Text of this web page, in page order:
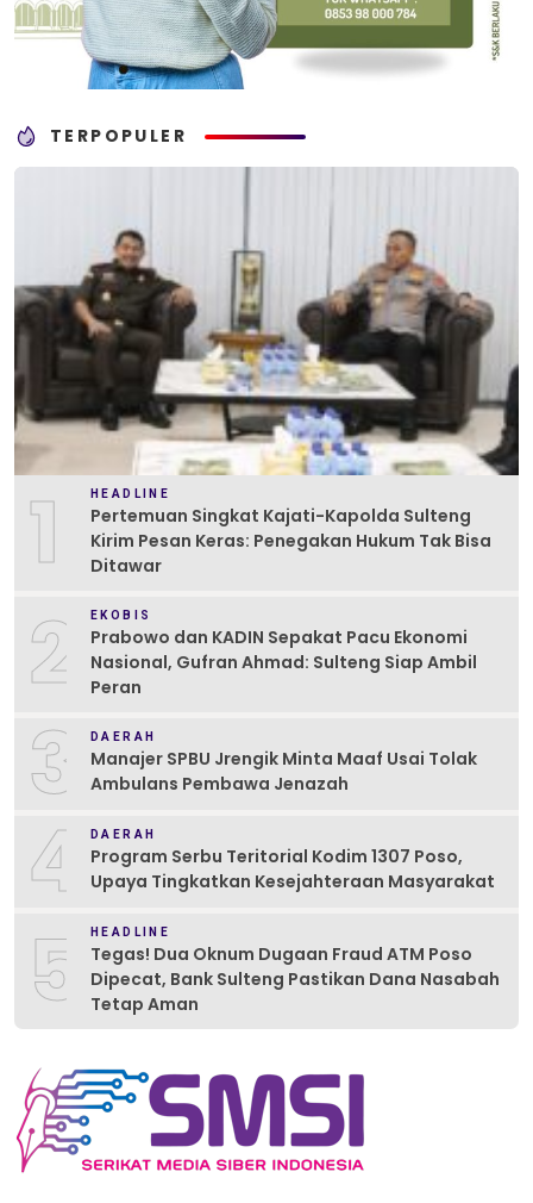
TERPOPULER
1 HEADLINE
Pertemuan Singkat Kajati-Kapolda Sulteng
Kirim Pesan Keras: Penegakan Hukum Tak Bisa
Ditawar
2 EKOBIS
Prabowo dan KADIN Sepakat Pacu Ekonomi
Nasional, Gufran Ahmad: Sulteng Siap Ambil
Peran
3 DAERAH
Manajer SPBU Jrengik Minta Maaf Usai Tolak
Ambulans Pembawa Jenazah
4 DAERAH
Program Serbu Teritorial Kodim 1307 Poso,
Upaya Tingkatkan Kesejahteraan Masyarakat
5 HEADLINE
Tegas! Dua Oknum Dugaan Fraud ATM Poso
Dipecat, Bank Sulteng Pastikan Dana Nasabah
Tetap Aman